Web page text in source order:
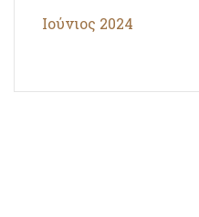
Ιούνιος 2024